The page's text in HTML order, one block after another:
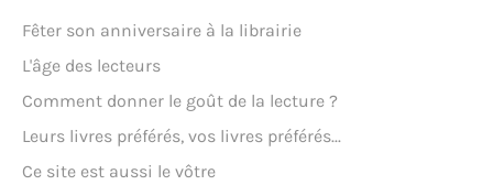
Fêter son anniversaire à la librairie
L'âge des lecteurs
Comment donner le goût de la lecture ?
Leurs livres préférés, vos livres préférés...
Ce site est aussi le vôtre